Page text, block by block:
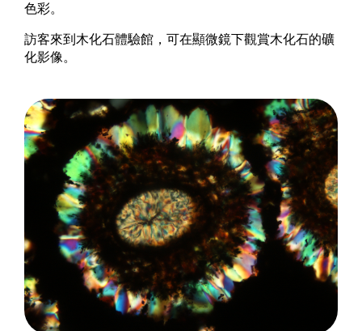
色彩。
訪客來到木化石體驗館，可在顯微鏡下觀賞木化石的礦
化影像。